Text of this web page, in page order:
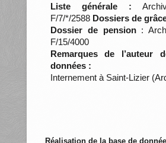
Liste générale :
F/7/*/2588 Dossiers de
Dossier de pension:
F/15/4000
Remarques de l’auteur
données :
Internement à Saint-Lizier
Réalisation de la base de